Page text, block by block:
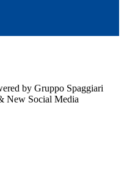
by Gruppo Spaggiari
New Social Media